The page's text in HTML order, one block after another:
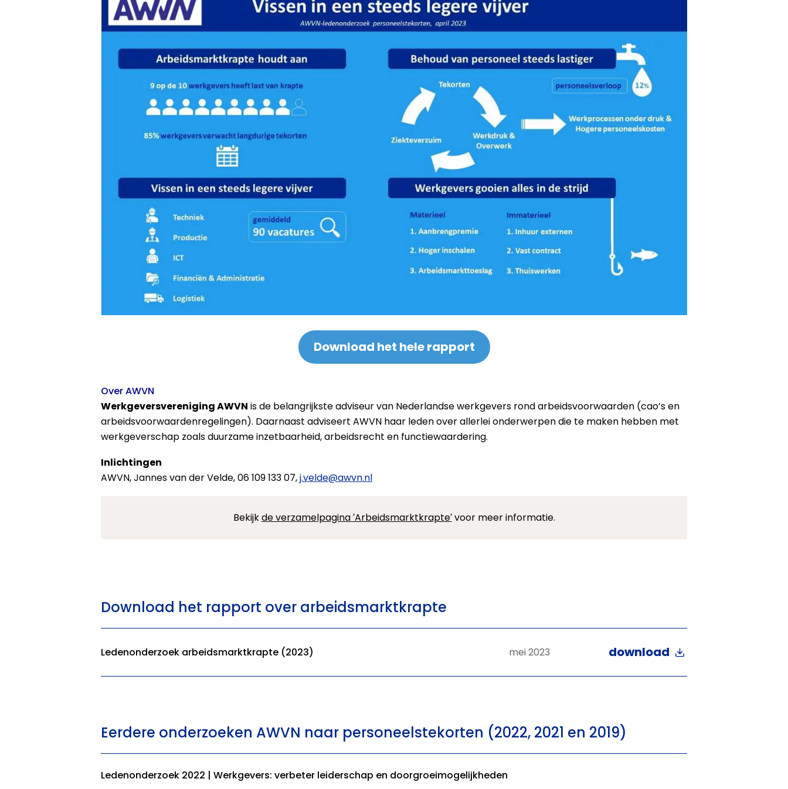
Download het hele rapport
Over AWVN
Werkgeversvereniging AWVN is de belangrijkste ­adviseur van Nederlandse werkgevers rond arbeidsvoorwaarden (cao’s en
arbeidsvoorwaardenregelingen). Daarnaast adviseert AWVN haar leden over allerlei onderwerpen die te maken hebben met
werkgeverschap zoals duurzame inzetbaarheid, arbeidsrecht en functiewaardering.
Inlichtingen
AWVN, Jannes van der Velde, 06 109 133 07,j.velde@awvn.nl
Bekijkde verzamelpagina ′Arbeidsmarktkrapte′voor meer informatie.
Download het rapport over arbeidsmarktkrapte
Ledenonderzoek arbeidsmarktkrapte (2023) mei 2023 download
Eerdere onderzoeken AWVN naar personeelstekorten (2022, 2021 en 2019)
Ledenonderzoek 2022 | Werkgevers: verbeter leiderschap en doorgroeimogelijkheden